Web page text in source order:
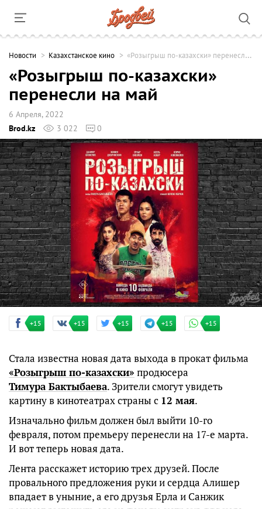
Новости Казахстанское кино «Розыгрыш по-казахски» перенесли на май
«Розыгрыш по-казахски»
перенесли на май
6 Апреля, 2022
Brod.kz
3 022 0
+15 +15 +15 +15 +15
Стала известна новая дата выхода в прокат фильма
«Розыгрыш по-казахски» продюсера
Тимура Бактыбаева. Зрители смогут увидеть
картину в кинотеатрах страны с 12 мая.
Изначально фильм должен был выйти 10-го
февраля, потом премьеру перенесли на 17-е марта.
И вот теперь новая дата.
Лента расскажет историю трех друзей. После
провального предложения руки и сердца Алишер
впадает в уныние, а его друзья Ерла и Санжик